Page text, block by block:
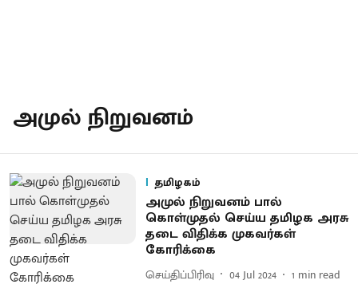
அமுல் நிறுவனம்
தமிழகம்
அமுல் நிறுவனம் பால்
கொள்முதல் செய்ய தமிழக அரசு
தடை விதிக்க முகவர்கள்
கோரிக்கை
செய்திப்பிரிவு 04 Jul 2024 1 min read